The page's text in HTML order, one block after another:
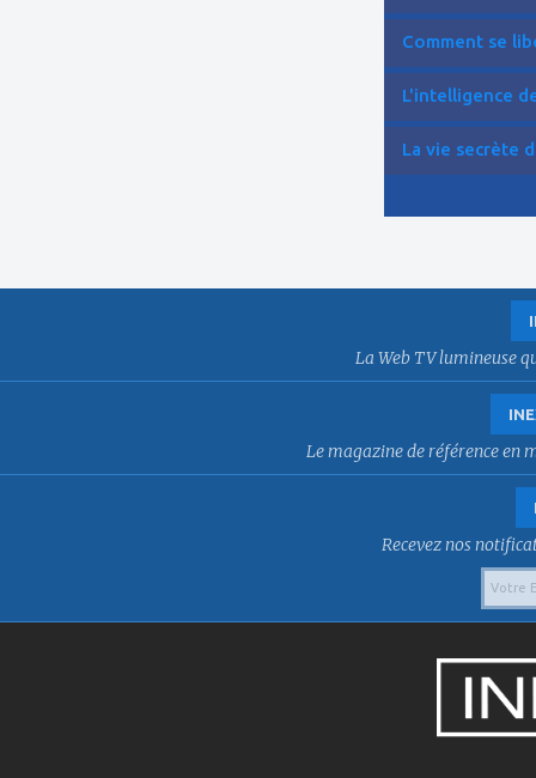
Comment se
L'intelligence
La vie secrète
La Web TV lumineuse
Le magazine de référence en
Recevez nos